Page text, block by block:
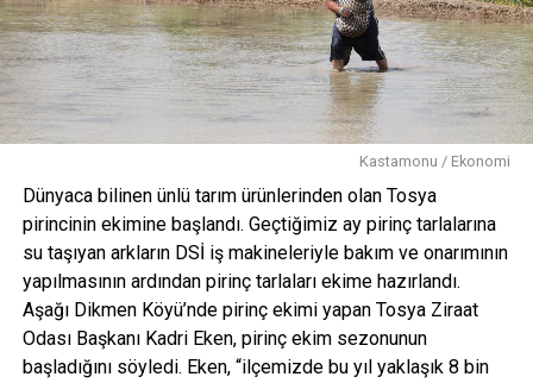
Kastamonu / Ekonomi
Dünyaca bilinen ünlü tarım ürünlerinden olan Tosya
pirincinin ekimine başlandı. Geçtiğimiz ay pirinç tarlalarına
su taşıyan arkların DSİ iş makineleriyle bakım ve onarımının
yapılmasının ardından pirinç tarlaları ekime hazırlandı.
Aşağı Dikmen Köyü’nde pirinç ekimi yapan Tosya Ziraat
Odası Başkanı Kadri Eken, pirinç ekim sezonunun
başladığını söyledi. Eken, “ilçemizde bu yıl yaklaşık 8 bin